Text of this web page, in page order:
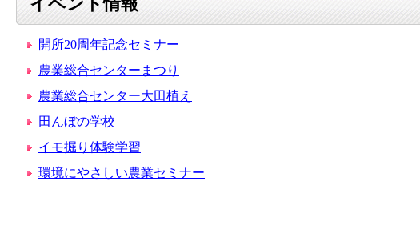
開所20周年記念セミナー
農業総合センターまつり
農業総合センター大田植え
田んぼの学校
イモ掘り体験学習
環境にやさしい農業セミナー